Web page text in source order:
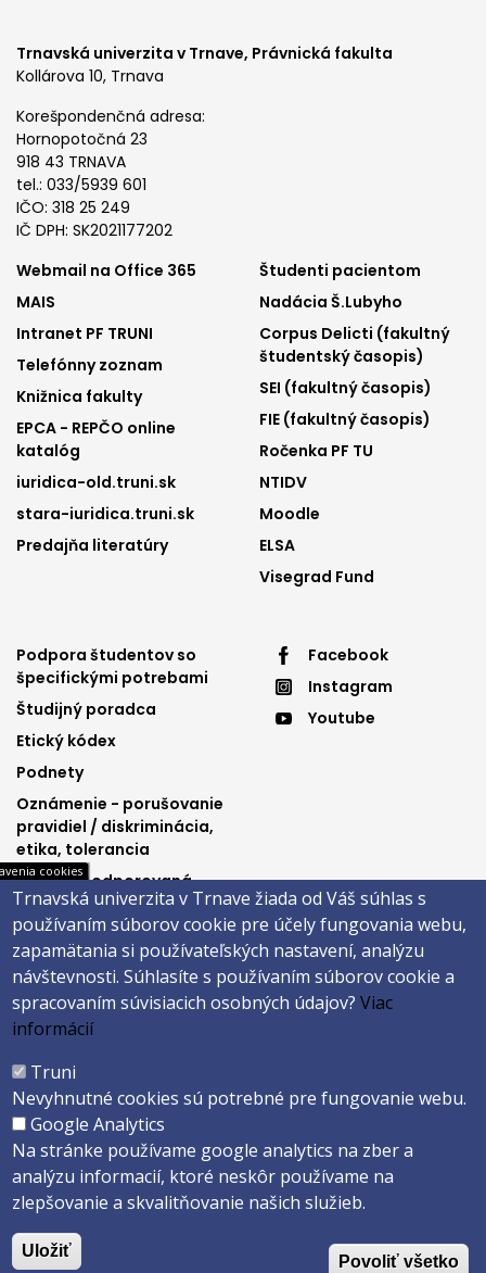
Trnavská univerzita v Trnave, Právnická fakulta
Kollárova 10, Trnava
Korešpondenčná adresa:
Hornopotočná 23
918 43 TRNAVA
tel.: 033/5939 601
IČO: 318 25 249
IČ DPH: SK2021177202
Footer
menu
1
Webmail na Office 365
MAIS
Intranet PF TRUNI
Telefónny zoznam
Knižnica fakulty
EPCA - REPČO online
katalóg
iuridica-old.truni.sk
stara-iuridica.truni.sk
Predajňa literatúry
Footer
menu
2
Študenti pacientom
Nadácia Š.Lubyho
Corpus Delicti (fakultný
študentský časopis)
SEI (fakultný časopis)
FIE (fakultný časopis)
Ročenka PF TU
NTIDV
Moodle
ELSA
Visegrad Fund
Footer
menu
3
Podpora študentov so
špecifickými potrebami
Študijný poradca
Etický kódex
Podnety
Oznámenie - porušovanie
pravidiel / diskriminácia,
etika, tolerancia
Výučba podporovaná
Ministerstvom
spravodlivosti SR
Footer
menu
Facebook
Instagram
Youtube
Päta
Vyhlásenie o prístupnosti
Copyright ©2026 Právnická fakulta · Trnavská univerzita v Trnave
Created byActivIT s.r.o.
cookies
Trnavská univerzita v Trnave žiada od Váš súhlas s
používaním súborov cookie pre účely fungovania webu,
zapamätania si používateľských nastavení, analýzu
návštevnosti. Súhlasíte s používaním súborov cookie a
spracovaním súvisiacich osobných údajov?Viac
informácií
Truni
Nevyhnutné cookies sú potrebné pre fungovanie webu.
Google Analytics
Na stránke používame google analytics na zber a
analýzu informacií, ktoré neskôr používame na
zlepšovanie a skvalitňovanie našich služieb.
Uložiť
Povoliť všetko